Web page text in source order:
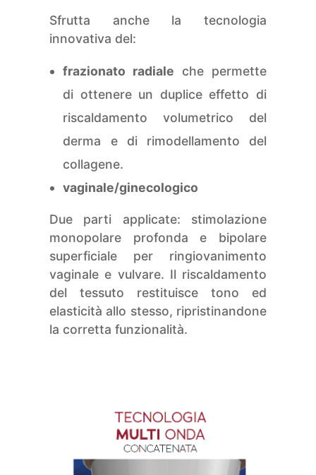
Sfrutta anche la tecnologia
innovativa del:
frazionato radiale che permette
di ottenere un duplice effetto di
riscaldamento volumetrico del
derma e di rimodellamento del
collagene.
vaginale/ginecologico
Due parti applicate: stimolazione
monopolare profonda e bipolare
superficiale per ringiovanimento
vaginale e vulvare. Il riscaldamento
del tessuto restituisce tono ed
elasticità allo stesso, ripristinandone
la corretta funzionalità.